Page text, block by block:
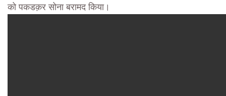
को पकडक़र सोना बरामद किया।